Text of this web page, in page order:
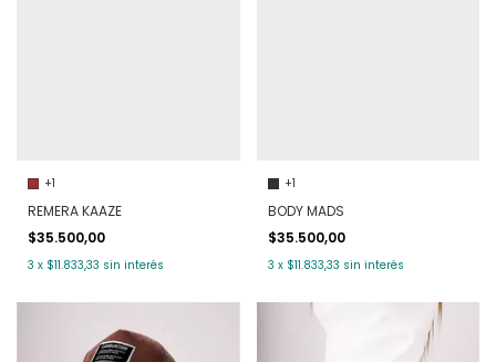
+1
REMERA KAAZE
$35.500,00
3 x $11.833,33 sin interés
+1
BODY MADS
$35.500,00
3 x $11.833,33 sin interés